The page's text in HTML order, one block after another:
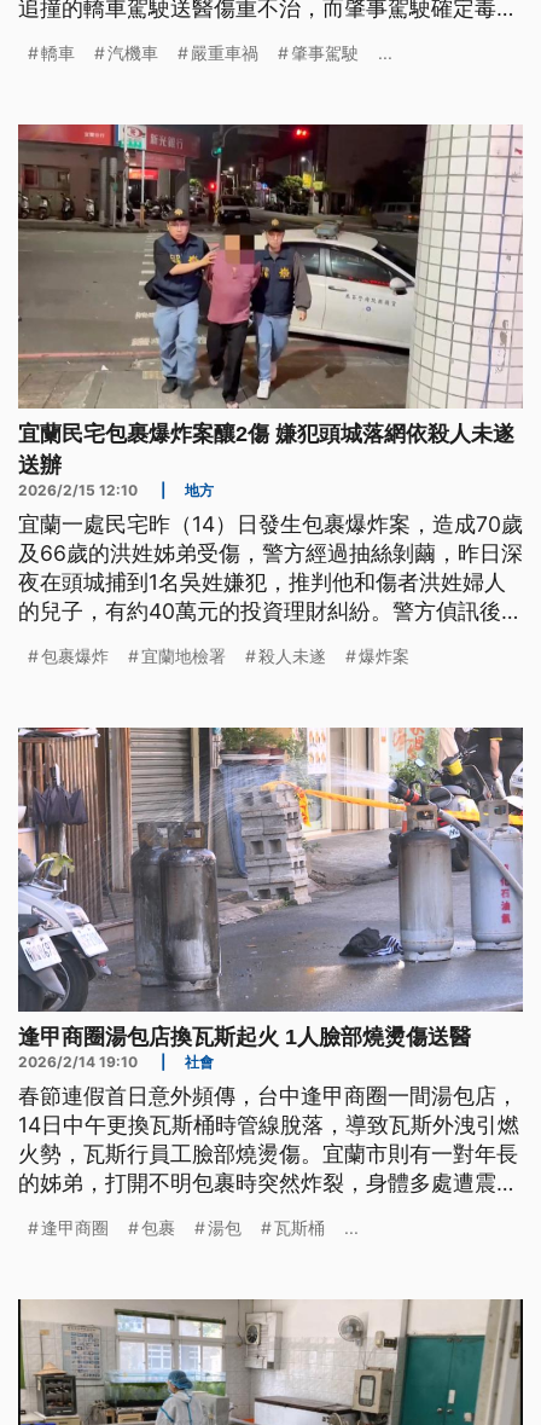
追撞的轎車駕駛送醫傷重不治，而肇事駕駛確定毒
轎車 汽機車 嚴重車禍 肇事駕駛 ...
宜蘭民宅包裹爆炸案釀2傷 嫌犯頭城落網依殺人未遂
送辦
2026/2/15 12:10 地方
宜蘭一處民宅昨（14）日發生包裹爆炸案，造成70歲
及66歲的洪姓姊弟受傷，警方經過抽絲剝繭，昨日深
夜在頭城捕到1名吳姓嫌犯，推判他和傷者洪姓婦人
的兒子，有約40萬元的投資理財糾紛。警方偵訊後，
包裹爆炸 宜蘭地檢署 殺人未遂 爆炸案
逢甲商圈湯包店換瓦斯起火 1人臉部燒燙傷送醫
2026/2/14 19:10 社會
春節連假首日意外頻傳，台中逢甲商圈一間湯包店，
14日中午更換瓦斯桶時管線脫落，導致瓦斯外洩引燃
火勢，瓦斯行員工臉部燒燙傷。宜蘭市則有一對年長
的姊弟，打開不明包裹時突然炸裂，身體多處遭震碎
逢甲商圈 包裹 湯包 瓦斯桶 ...